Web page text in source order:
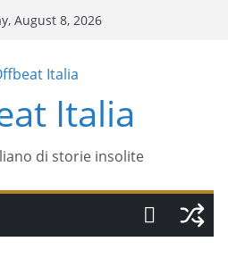
August 8, 2026
Italia
di storie insolite